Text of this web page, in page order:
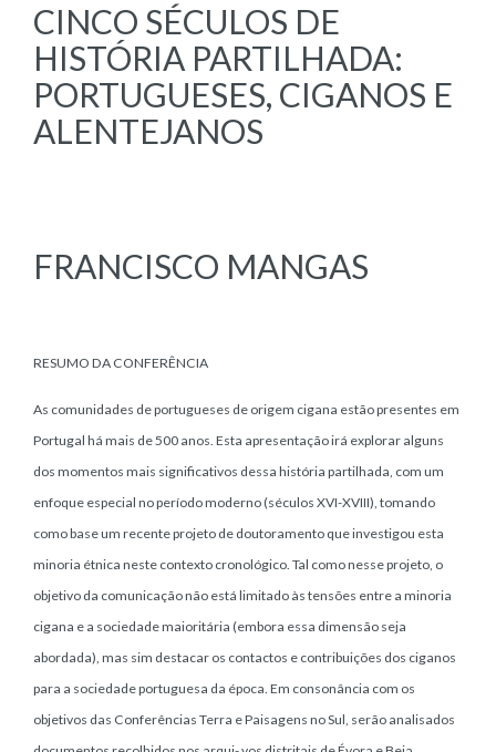
CINCO SÉCULOS DE
HISTÓRIA PARTILHADA:
PORTUGUESES, CIGANOS E
ALENTEJANOS
FRANCISCO MANGAS
RESUMO DA CONFERÊNCIA
As comunidades de portugueses de origem cigana estão presentes em
Portugal há mais de 500 anos. Esta apresentação irá explorar alguns
dos momentos mais significativos dessa história partilhada, com um
enfoque especial no período moderno (séculos XVI-XVIII), tomando
como base um recente projeto de doutoramento que investigou esta
minoria étnica neste contexto cronológico. Tal como nesse projeto, o
objetivo da comunicação não está limitado às tensões entre a minoria
cigana e a sociedade maioritária (embora essa dimensão seja
abordada), mas sim destacar os contactos e contribuições dos ciganos
para a sociedade portuguesa da época. Em consonância com os
objetivos das Conferências Terra e Paisagens no Sul, serão analisados